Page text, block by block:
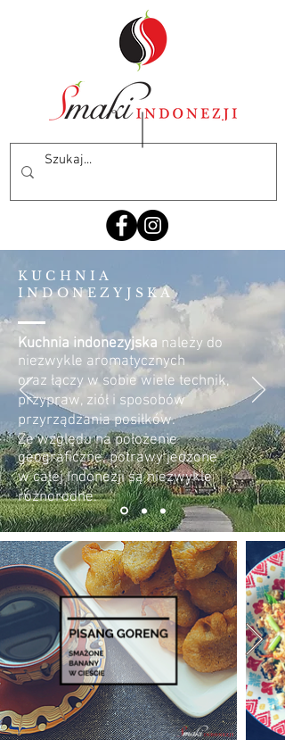
KUCHNIA
INDONEZYJSKA
Kuchnia indonezyjska należy do
niezwykle aromatycznych
oraz łączy w sobie wiele technik,
przypraw, ziół i sposobów
przyrządzania posiłków.
Ze względu na położenie
geograficzne, potrawy jedzone
w całej Indonezji są niezwykle
różnorodne.